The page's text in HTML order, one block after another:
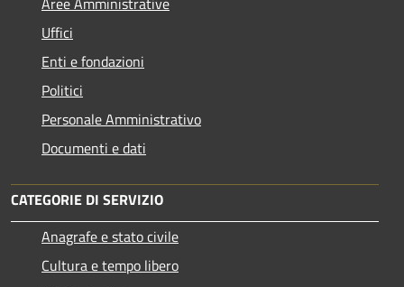
Uffici
Enti e fondazioni
Politici
Personale Amministrativo
Documenti e dati
CATEGORIE DI SERVIZIO
Anagrafe e stato civile
Cultura e tempo libero